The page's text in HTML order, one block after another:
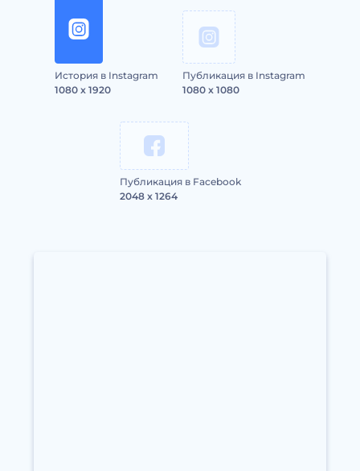
История в Instagram
1080 x 1920
Публикация в Instagram
1080 x 1080
Публикация в Facebook
2048 x 1264